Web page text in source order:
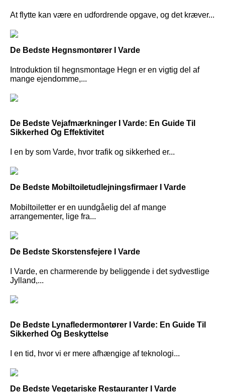
At flytte kan være en udfordrende opgave, og det kræver...
De Bedste Hegnsmontører I Varde
Introduktion til hegnsmontage Hegn er en vigtig del af
mange ejendomme,...
De Bedste Vejafmærkninger I Varde: En Guide Til
Sikkerhed Og Effektivitet
I en by som Varde, hvor trafik og sikkerhed er...
De Bedste Mobiltoiletudlejningsfirmaer I Varde
Mobiltoiletter er en uundgåelig del af mange
arrangementer, lige fra...
De Bedste Skorstensfejere I Varde
I Varde, en charmerende by beliggende i det sydvestlige
Jylland,...
De Bedste Lynafledermontører I Varde: En Guide Til
Sikkerhed Og Beskyttelse
I en tid, hvor vi er mere afhængige af teknologi...
De Bedste Vegetariske Restauranter I Varde